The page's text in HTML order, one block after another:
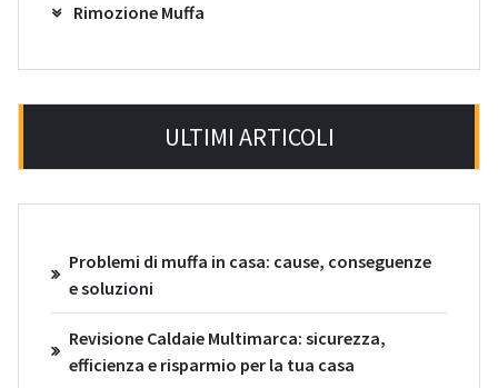
Rimozione Muffa
ULTIMI ARTICOLI
Problemi di muffa in casa: cause, conseguenze
e soluzioni
Revisione Caldaie Multimarca: sicurezza,
efficienza e risparmio per la tua casa